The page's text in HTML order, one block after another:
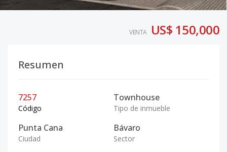
VENTA US$ 150,000
Resumen
7257
Código
Townhouse
Tipo de inmueble
Punta Cana
Ciudad
Bávaro
Sector